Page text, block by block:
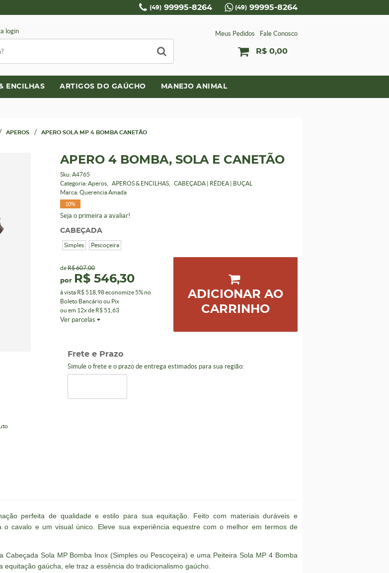
(49) 99995-8264 (49) 99995-8264
login Meus Pedidos Fale Conosco
R$ 0,00
ENCILHAS ARTIGOS DO GAÚCHO MANEJO ANIMAL
APEROS APERO SOLA MP 4 BOMBA CANETÃO
APERO 4 BOMBA, SOLA E CANETÃO
Sku:A4765
Categoria:Aperos APEROS & ENCILHAS
CABEÇADA | RÉDEA | BUÇAL
Marca:Querencia Amada
10%
Seja o primeira a avaliar!
CABEÇADA
Simples Pescoçeira
deR$ 607,00
por
R$ 546,30
à vista R$ 518,98economize 5%no
Boleto Bancário ou Pix
ou em 12xde R$ 51,63
Ver parcelas
ADICIONAR AO
CARRINHO
Frete e Prazo
Simule o frete e o prazo de entrega estimados para sua região:
perfeita de qualidade e estilo para sua equitação. Feito com materiais duráveis e
o cavalo e um visual único. Eleve sua experiência equestre com o melhor em termos de
Sola MP Bomba Inox (Simples ou Pescoçeira) e uma Peiteira Sola MP 4 Bomba
gaúcha, ele traz a essência do tradicionalismo gaúcho.